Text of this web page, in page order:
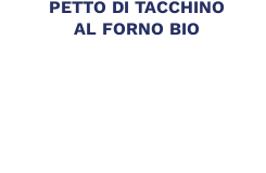
PETTO DI TACCHINO
AL FORNO BIO